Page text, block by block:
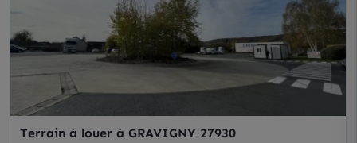
Terrain à louer à GRAVIGNY 27930